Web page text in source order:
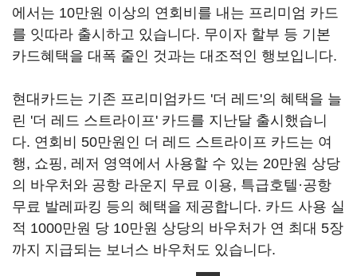
에서는 10만원 이상의 연회비를 내는 프리미엄 카드
를 잇따라 출시하고 있습니다. 무이자 할부 등 기본
카드혜택을 대폭 줄인 것과는 대조적인 행보입니다.
현대카드는 기존 프리미엄카드 '더 레드'의 혜택을 늘
린 '더 레드 스트라이프' 카드를 지난달 출시했습니
다. 연회비 50만원인 더 레드 스트라이프 카드는 여
행, 쇼핑, 레저 영역에서 사용할 수 있는 20만원 상당
의 바우처와 공항 라운지 무료 이용, 특급호텔·공항
무료 발레파킹 등의 혜택을 제공합니다. 카드 사용 실
적 1000만원 당 10만원 상당의 바우처가 연 최대 5장
까지 지급되는 보너스 바우처도 있습니다.